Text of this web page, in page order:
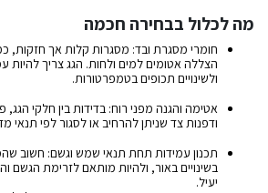
מה לכלול בבחירה חכמה
חומרי מסגרת ובד: מסגרות קלות אך חזקות,
הצללה אטומים למים ולחות. הגג צריך להיות
ולשינויים תכופים בטמפרטורות.
אטימה והגנה מפני רוח: בדידות בין חלקי הגג,
ודפנות צד שניתן להרחיב או לסגור לפי תנאי
תכנון עמידות תחת תנאי שמש וגשם: חשוב
בשינויים באור, ולהיות מותאם לזרימת הגשם
יעיל.